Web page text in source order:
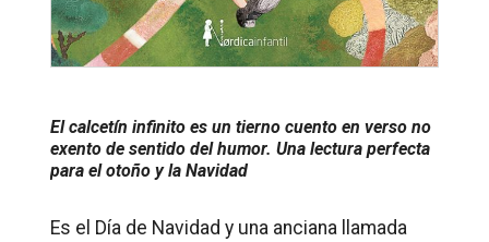
El calcetín infinito es un tierno cuento en verso no
exento de sentido del humor. Una lectura perfecta
para el otoño y la Navidad
Es el Día de Navidad y una anciana llamada